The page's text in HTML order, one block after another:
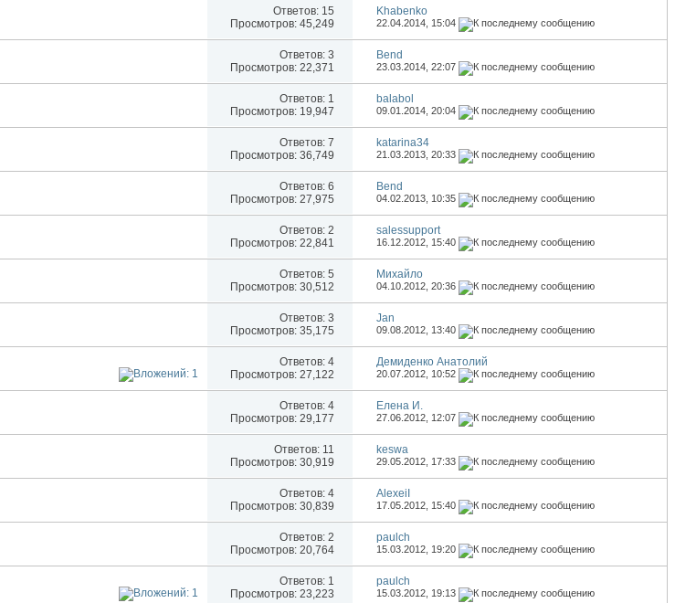
Ответов: 15
Просмотров: 45,249
Khabenko
22.04.2014, 15:04
Ответов: 3
Просмотров: 22,371
Bend
23.03.2014,22:07
Ответов: 1
Просмотров: 19,947
balabol
09.01.2014,20:04
Ответов: 7
Просмотров: 36,749
katarina34
21.03.2013,20:33
Ответов: 6
Просмотров: 27,975
Bend
04.02.2013, 10:35
Ответов: 2
Просмотров: 22,841
salessupport
16.12.2012, 15:40
Ответов: 5
Просмотров: 30,512
Михайло
04.10.2012,20:36
Ответов: 3
Просмотров: 35,175
Jan
09.08.2012, 13:40
Ответов: 4
Просмотров: 27,122
Демиденко Анатолий
20.07.2012, 10:52
Ответов: 4
Просмотров: 29,177
Елена И.
27.06.2012, 12:07
Ответов: 11
Просмотров: 30,919
keswa
29.05.2012, 17:33
Ответов: 4
Просмотров: 30,839
AlexeiI
17.05.2012, 15:40
Ответов: 2
Просмотров: 20,764
paulch
15.03.2012, 19:20
Ответов: 1
Просмотров: 23,223
paulch
15.03.2012, 19:13